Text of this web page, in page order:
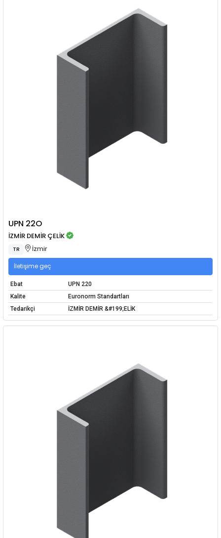
UPN 22O
İZMİR DEMİR ÇELİK
TR İzmir
İletişime geç
Ebat
UPN 220
Kalite
Euronorm Standartları
Tedarikçi
İZMİR DEMİR &#199;ELİK